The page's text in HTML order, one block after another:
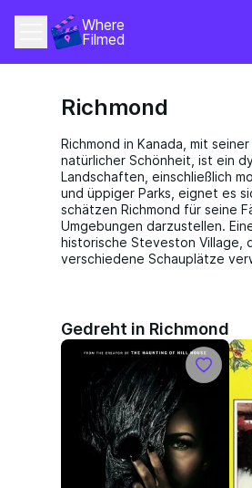
Where
Filmed
Richmond
Richmond in Kanada, mit
natürlicher Schönheit, ist ein
Landschaften, einschließlich
und üppiger Parks, eignet es
schätzen Richmond für seine
Umgebungen darzustellen.
historische Steveston Village,
verschiedene Schauplätze
Gedreht in Richmond